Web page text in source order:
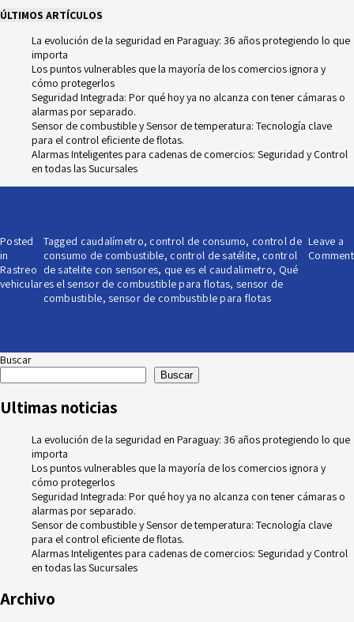
ÚLTIMOS ARTÍCULOS
La evolución de la seguridad en Paraguay: 36 años protegiendo lo que
importa
Los puntos vulnerables que la mayoría de los comercios ignora y
cómo protegerlos
Seguridad Integrada: Por qué hoy ya no alcanza con tener cámaras o
alarmas por separado.
Sensor de combustible y Sensor de temperatura: Tecnología clave
para el control eficiente de flotas.
Alarmas Inteligentes para cadenas de comercios: Seguridad y Control
en todas las Sucursales
Posted
in
Rastreo
vehicular
Tagged caudalímetro, control de consumo, control de
consumo de combustible, control de satélite, control
de satelite con sensores, que es el caudalimetro, Qué
es el sensor de combustible para flotas,sensor de
combustible,sensor de combustible para flotas
Leave a
Comment
Buscar
Buscar
Ultimas noticias
La evolución de la seguridad en Paraguay: 36 años protegiendo lo que
importa
Los puntos vulnerables que la mayoría de los comercios ignora y
cómo protegerlos
Seguridad Integrada: Por qué hoy ya no alcanza con tener cámaras o
alarmas por separado.
Sensor de combustible y Sensor de temperatura: Tecnología clave
para el control eficiente de flotas.
Alarmas Inteligentes para cadenas de comercios: Seguridad y Control
en todas las Sucursales
Archivo